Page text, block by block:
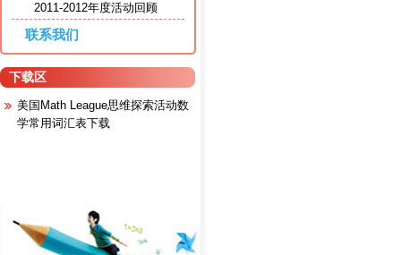
2011-2012年度活动回顾
联系我们
下载区
美国Math League思维探索活动数
学常用词汇表下载